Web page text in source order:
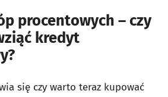
procentowych – czy
kredyt
się czy warto teraz kupować